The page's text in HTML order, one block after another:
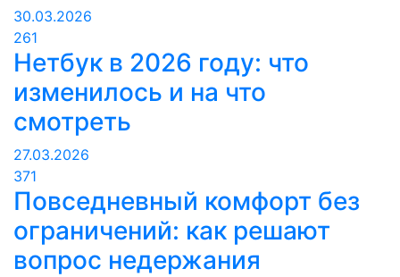
30.03.2026
261
Нетбук в 2026 году: что
изменилось и на что
смотреть
27.03.2026
371
Повседневный комфорт без
ограничений: как решают
вопрос недержания